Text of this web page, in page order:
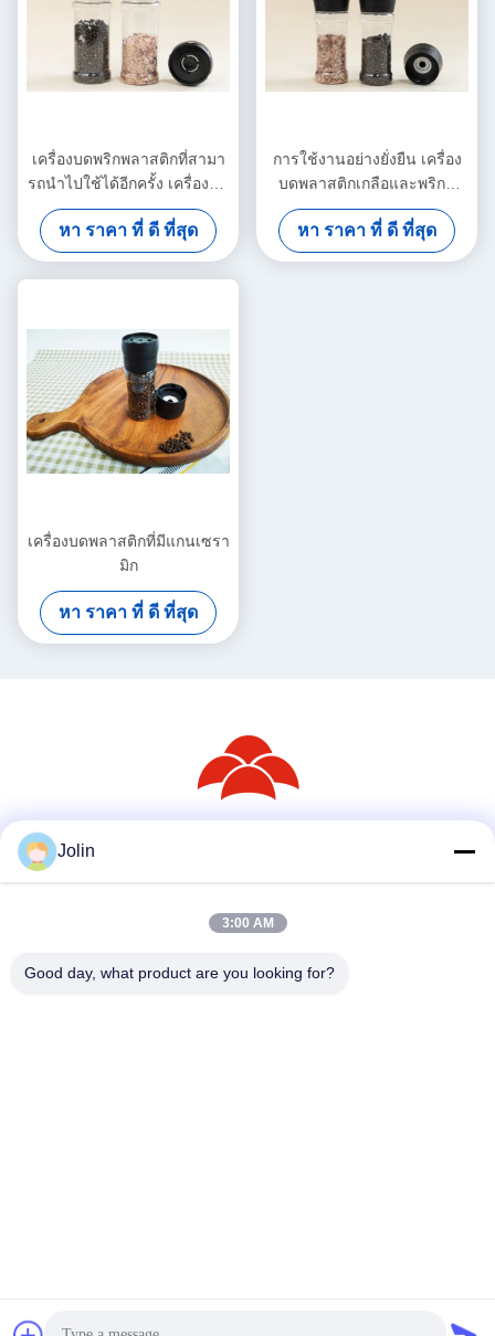
เครื่องบดพริกพลาสติกที่สามา
รถนําไปใช้ได้อีกครั้ง เครื่องบด
พริกพลาสติกที่มีแกนบดพริกเซ
รามิก
หา ราคา ที่ ดี ที่สุด
การใช้งานอย่างยั่งยืน เครื่อง
บดพลาสติกเกลือและพริกที่
สามารถเติมเต็มใหม่ได้
หา ราคา ที่ ดี ที่สุด
เครื่องบดพลาสติกที่มีแกนเซรา
มิก
หา ราคา ที่ ดี ที่สุด
จีน คุณภาพดี เครื่องบดพริกพลาสติก ผู้จัดจําหน่าย.ลิขสิทธิ์ 2024-
Jolin
3:00 AM
Good day, what product are you looking for?